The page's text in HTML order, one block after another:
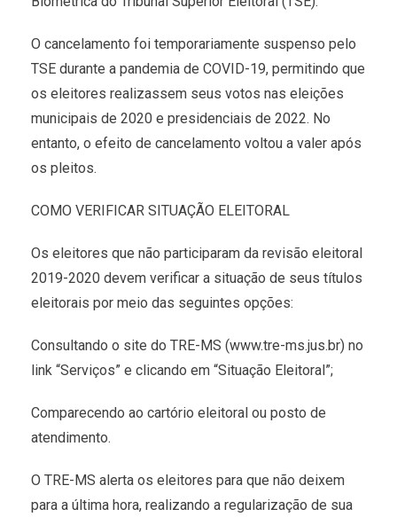
O cancelamento foi temporariamente suspenso pelo
TSE durante a pandemia de COVID-19, permitindo que
os eleitores realizassem seus votos nas eleições
municipais de 2020 e presidenciais de 2022. No
entanto, o efeito de cancelamento voltou a valer após
os pleitos.
COMO VERIFICAR SITUAÇÃO ELEITORAL
Os eleitores que não participaram da revisão eleitoral
2019-2020 devem verificar a situação de seus títulos
eleitorais por meio das seguintes opções:
Consultando o site do TRE-MS (www.tre-ms.jus.br) no
link “Serviços” e clicando em “Situação Eleitoral”;
Comparecendo ao cartório eleitoral ou posto de
atendimento.
O TRE-MS alerta os eleitores para que não deixem
para a última hora, realizando a regularização de sua